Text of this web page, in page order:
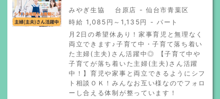
みやぎ生協 台原店 - 仙台市青葉区
時給 1,085円～1,135円 - パート
月2日の希望休あり！家事育児と無理なく
両立できます♪子育て中・子育て落ち着い
た主婦(主夫)さん活躍中◎ 【子育て中や
子育てが落ち着いた主婦(主夫)さん活躍
中！】育児や家事と両立できるようにシフ
ト相談ＯＫ！みんなお互い様なのでフォロ
ーし合える体制が整っています！